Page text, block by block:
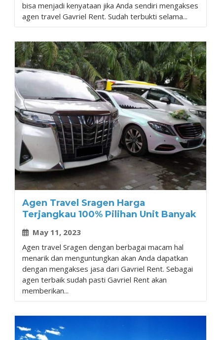
bisa menjadi kenyataan jika Anda sendiri mengakses
agen travel Gavriel Rent. Sudah terbukti selama...
Agen Travel Sragen Harga
Terjangkau 100% Pilihan Unit Banyak
May 11, 2023
Agen travel Sragen dengan berbagai macam hal
menarik dan menguntungkan akan Anda dapatkan
dengan mengakses jasa dari Gavriel Rent. Sebagai
agen terbaik sudah pasti Gavriel Rent akan
memberikan...